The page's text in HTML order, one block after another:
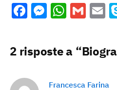
Facebook
2 risposte a
Francesca Farina